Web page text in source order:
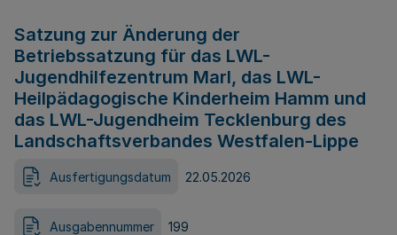
Satzung zur Änderung der
Betriebssatzung für das LWL-
Jugendhilfezentrum Marl, das LWL-
Heilpädagogische Kinderheim Hamm und
das LWL-Jugendheim Tecklenburg des
Landschaftsverbandes Westfalen-Lippe
Ausfertigungsdatum 22.05.2026
Ausgabennummer 199